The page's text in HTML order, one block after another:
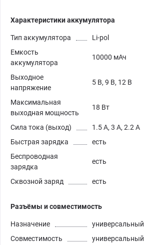
Характеристики аккумулятора
Тип аккумулятора
Li-pol
Емкость
аккумулятора
10000 мАч
Выходное
напряжение
5 В, 9 В, 12 В
Максимальная
выходная мощность
18 Вт
Сила тока (выход)
1.5 А, 3 А, 2.2 А
Быстрая зарядка
есть
Беспроводная
зарядка
есть
Сквозной заряд есть
Разъёмы и совместимость
Назначение
универсальный
Совместимость
универсальный